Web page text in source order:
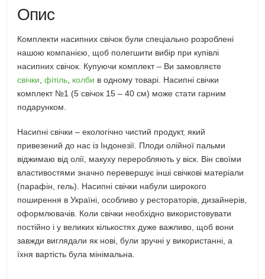
Опис
Комплекти насипних свічок були спеціально розроблені
нашою компанією, щоб полегшити вибір при купівлі
насипних свічок. Купуючи комплект – Ви замовляєте
свічки ,фітіль колби в одному товарі. Насипні свічки
комплект №1 (5 свічок 15 – 40 см) може стати гарним
подарунком.
Насипні свічки – екологічно чистий продукт, який
привезений до нас із Індонезії. Плоди олійної пальми
віджимаю від олії, макуху переробляють у віск. Він своїми
властивостями значно перевершує інші свічкові матеріали
(парафін, гель). Насипні свічки набули широкого
поширення в Україні, особливо у рестораторів, дизайнерів,
оформлювачів. Коли свічки необхідно використовувати
постійно і у великих кількостях дуже важливо, щоб вони
завжди виглядали як нові, були зручні у використанні, а
їхня вартість була мінімальна.